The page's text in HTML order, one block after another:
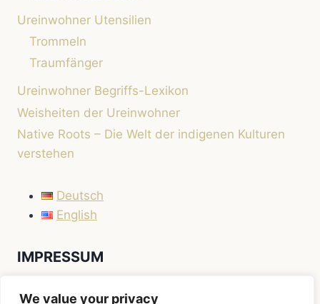
We value your privacy
Ureinwohner Utensilien
Trommeln
Traumfänger
Ureinwohner Begriffs-Lexikon
Weisheiten der Ureinwohner
Native Roots – Die Welt der indigenen Kulturen
verstehen
Deutsch
English
IMPRESSUM